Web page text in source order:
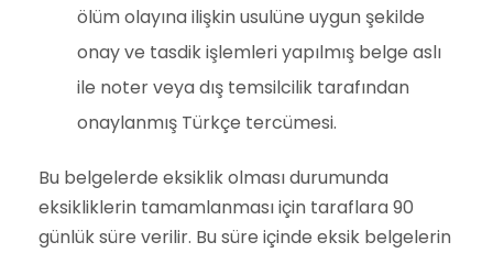
ölüm olayına ilişkin usulüne uygun şekilde
onay ve tasdik işlemleri yapılmış belge aslı
ile noter veya dış temsilcilik tarafından
onaylanmış Türkçe tercümesi.
Bu belgelerde eksiklik olması durumunda
eksikliklerin tamamlanması için taraflara 90
günlük süre verilir. Bu süre içinde eksik belgelerin